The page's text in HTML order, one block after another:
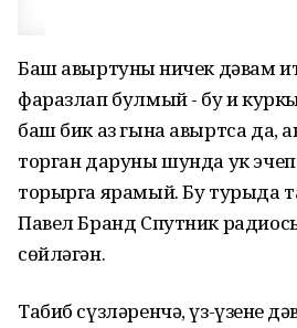
Баш авыртуның ничек дәвам
фаразлап булмый - бу иң
баш бик аз гына авыртса да,
торган даруны шунда ук
торырга ярамый. Бу турыда
Павел Бранд Спутник
сөйләгән.
Табиб сүзләренчә, үз-үзеңне